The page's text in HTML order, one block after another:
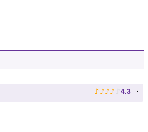
♪ ♪ ♪ ♪ ♪ 4.3